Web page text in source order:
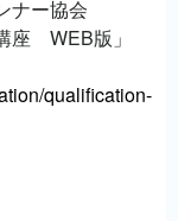
ー協会
座 WEB版」
qualification-